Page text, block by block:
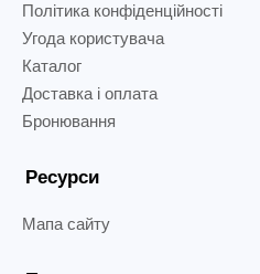
Політика конфіденційності
Угода користувача
Каталог
Доставка і оплата
Бронювання
Ресурси
Мапа сайту